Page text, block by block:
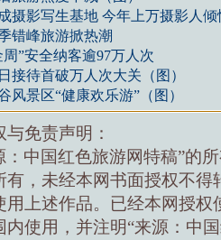
摄影写生基地 今年上万摄影人
错峰旅游掀热潮
”安全纳客逾97万人次
接待首破万人次大关（图）
景区“健康欢乐游”（图）
免责声明：
：中国红色旅游网特稿”的
有，未经本网书面授权不得
用上述作品。已经本网授权
使用，并注明“来源：中